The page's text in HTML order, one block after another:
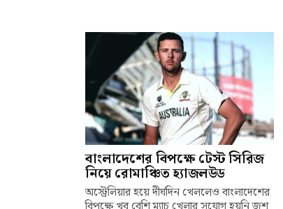
বাংলাদেশের বিপক্ষে টেস্ট সিরিজ
নিয়ে রোমাঞ্চিত হ্যাজলউড
অস্ট্রেলিয়ার হয়ে দীর্ঘদিন খেললেও বাংলাদেশের